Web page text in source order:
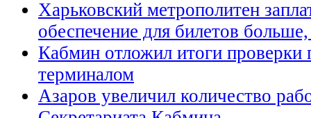
Харьковский метрополитен
обеспечение для билетов
Кабмин отложил итоги проверки
терминалом
Азаров увеличил количество